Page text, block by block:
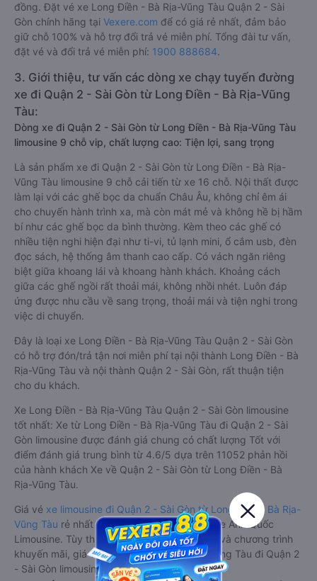
đồng. Đặt vé xe Long Điền - Bà Rịa-Vũng Tàu Quận 2 - Sài
Gòn chính hãng tại Vexere.com để có giá rẻ nhất, đảm bảo
giữ chỗ 100% và hỗ trợ đổi trả vé miễn phí. Tổng đài tư vấn,
đặt vé và đổi trả vé miễn phí: 1900 888684.
3. Giới thiệu, tư vấn các dòng xe chạy tuyến đường
xe đi Quận 2 - Sài Gòn từ Long Điền - Bà Rịa-Vũng
Tàu:
Dòng xe đi Quận 2 - Sài Gòn từ Long Điền - Bà Rịa-Vũng Tàu
limousine 9 chỗ vip, chất lượng cao: Tiện lợi, sang trọng
Là sản phẩm xe đi Quận 2 - Sài Gòn từ Long Điền - Bà Rịa-
Vũng Tàu limousine 9 chỗ cải tiến từ xe 16 chỗ. Nội thất được
làm lại với các ghế bọc da chuẩn Châu Âu, không chỉ êm ái
cho chuyến hành trình xa, mà còn mát mẻ và không hề bị hầm
bí như các ghế bọc da bình thường. Kèm theo các ghế có
nhiều tiện nghi hiện đại như ti-vi, tủ lạnh mini, ổ cắm usb, đèn
đọc sách, hệ thống âm thanh cao cấp. Có vách ngăn riêng
biệt giữa khoang lái và khoang hành khách. Khoảng cách
giữa các ghế ngồi rất thoải mái, không nhồi nhét. Luôn đáp
ứng được nhu cầu về sang trọng, thoải mái và tiện nghi trong
việc di chuyển.
Đây là loại xe Long Điền - Bà Rịa-Vũng Tàu Quận 2 - Sài Gòn
có hỗ trợ đón/trả tận nơi miễn phí tại nội thành Long Điền - Bà
Rịa-Vũng Tàu và nội thành Quận 2 - Sài Gòn, rất thuận tiện
cho du khách.
Xe Long Điền - Bà Rịa-Vũng Tàu Quận 2 - Sài Gòn limousine
tốt nhất: Xe từ Long Điền - Bà Rịa-Vũng Tàu đi Quận 2 - Sài
Gòn limousine được đánh giá chung có chất lượng Tốt với
điểm đánh giá trung bình từ 4.6/5 dựa trên 11052 phản hồi
của hành khách Xe về Quận 2 - Sài Gòn từ Long Điền - Bà
Rịa-Vũng Tàu.
Giá vé xe limousine đi Quận 2 - Sài Gòn từ Long Điền - Bà Rịa-
Vũng Tàu rẻ nhất là 200000VND của hãng xe Anh Quốc
Limousine. Tùy thuộc vào vị trí ngồi của bạn và chương trình
khuyến mãi, giá vé Xe Long Điền - Bà Rịa-Vũng Tàu đi Quận 2
- Sài Gòn limousine này có thể sẽ rẻ hơn